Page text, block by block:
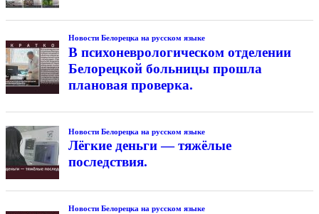
Новости Белорецка на русском языке
В психоневрологическом отделении
Белорецкой больницы прошла
плановая проверка.
Новости Белорецка на русском языке
Лёгкие деньги — тяжёлые
последствия.
Новости Белорецка на русском языке